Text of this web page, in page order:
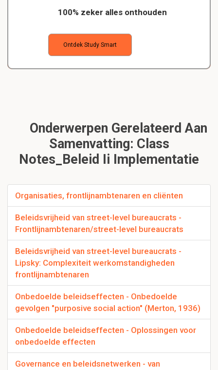
100% zeker alles onthouden
Ontdek Study Smart
Onderwerpen Gerelateerd Aan
Samenvatting: Class
Notes_Beleid Ii Implementatie
Organisaties, frontlijnambtenaren en cliënten
Beleidsvrijheid van street-level bureaucrats -
Frontlijnambtenaren/street-level bureaucrats
Beleidsvrijheid van street-level bureaucrats -
Lipsky: Complexiteit werkomstandigheden
frontlijnambtenaren
Onbedoelde beleidseffecten - Onbedoelde
gevolgen "purposive social action" (Merton, 1936)
Onbedoelde beleidseffecten - Oplossingen voor
onbedoelde effecten
Governance en beleidsnetwerken - van